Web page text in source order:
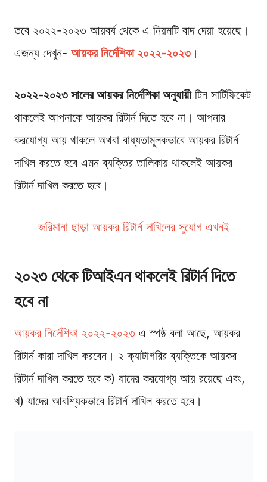
তবে ২০২২-২০২৩ আয়বর্ষ থেকে এ নিয়মটি বাদ দেয়া হয়েছে।
এজন্য দেখুন- আয়কর নির্দেশিকা ২০২২-২০২৩ ।
২০২২-২০২৩ সালের আয়কর নির্দেশিকা অনুযায়ীটিন সার্টিফিকেট
থাকলেই আপনাকে আয়কর রিটার্ন দিতে হবে না। আপনার
করযোগ্য আয় থাকলে অথবা বাধ্যতামূলকভাবে আয়কর রিটার্ন
দাখিল করতে হবে এমন ব্যক্তির তালিকায় থাকলেই আয়কর
রিটার্ন দাখিল করতে হবে।
জরিমানা ছাড়া আয়কর রিটার্ন দাখিলের সুযোগ এখনই
২০২৩ থেকে টিআইএন থাকলেই রিটার্ন দিতে
হবে না
আয়কর নির্দেশিকা ২০২২-২০২৩ এ স্পষ্ঠ বলা আছে, আয়কর
রিটার্ন কারা দাখিল করবেন। ২ ক্যাটাগরির ব্যক্তিকে আয়কর
রিটার্ন দাখিল করতে হবে ক) যাদের করযোগ্য আয় রয়েছে এবং,
খ) যাদের আবশ্যিকভাবে রিটার্ন দাখিল করতে হবে।